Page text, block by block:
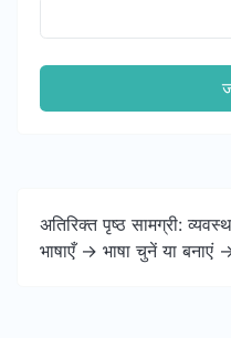
अतिरिक्त पृष्ठ सामग्री:
भाषाएँ -> भाषा चुनें या बनाएं